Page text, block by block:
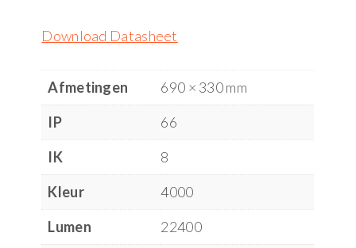
Download Datasheet
Afmetingen
690 × 330 mm
IP
66
IK
8
Kleur
4000
Lumen
22400